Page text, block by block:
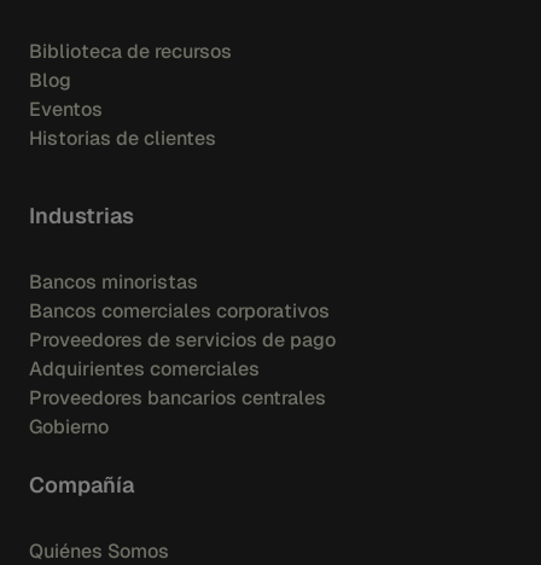
Biblioteca de recursos
Blog
Eventos
Historias de clientes
Industrias
Bancos minoristas
Bancos comerciales corporativos
Proveedores de servicios de pago
Adquirientes comerciales
Proveedores bancarios centrales
Gobierno
Compañía
Quiénes Somos